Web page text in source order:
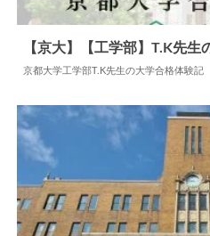
【京大】【工学部】T.K先
京都大学工学部T.K先生の大学合格体験記